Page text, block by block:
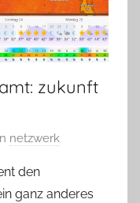
zukunft
netzwerk
den
ganz anderes